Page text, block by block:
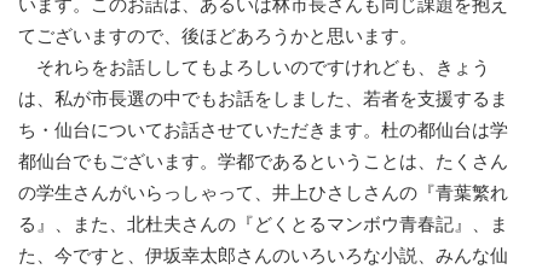
います。このお話は、あるいは林市長さんも同じ課題を抱え
てございますので、後ほどあろうかと思います。
それらをお話ししてもよろしいのですけれども、きょう
は、私が市長選の中でもお話をしました、若者を支援するま
ち・仙台についてお話させていただきます。杜の都仙台は学
都仙台でもございます。学都であるということは、たくさん
の学生さんがいらっしゃって、井上ひさしさんの『青葉繁れ
る』、また、北杜夫さんの『どくとるマンボウ青春記』、ま
た、今ですと、伊坂幸太郎さんのいろいろな小説、みんな仙